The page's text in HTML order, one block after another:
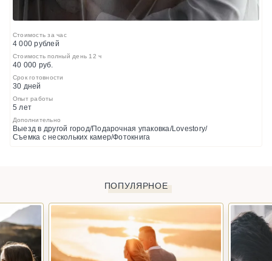
Стоимость за час
4 000 рублей
Стоимость полный день 12 ч
40 000 руб.
Срок готовности
30 дней
Опыт работы
5 лет
Дополнительно
Выезд в другой город/Подарочная упаковка/Lovestory/
Съемка с нескольких камер/Фотокнига
ПОПУЛЯРНОЕ